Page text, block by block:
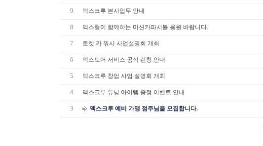
9 덱스크루 본사업무 안내
8 덱스형이 함께하는 미션카파서블 응원 바랍니다.
7 로켓 카 워시 사업설명회 개최
6 덱스토어 서비스 공식 런칭 안내
5 덱스크루 창업 사업 설명회 개최
4 덱스크루 튜닝 아이템 증정 이벤트 안내
3 덱스크루 예비 가맹 점주님을 모집합니다.